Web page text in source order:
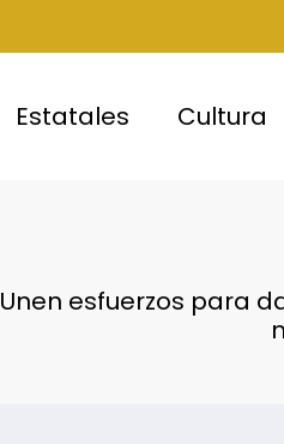
Estatales Cultura
Unen esfuerzos para